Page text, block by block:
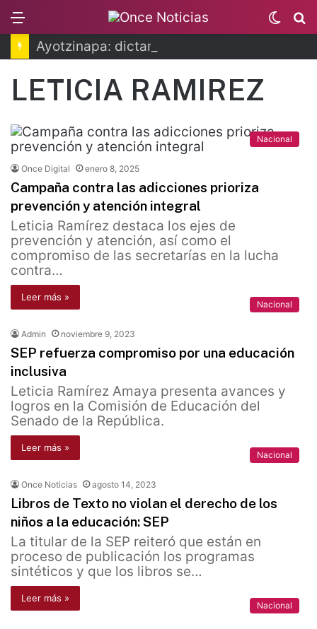
Switch
skin
LETICIA RAMIREZ
Nacional
Once Digital enero 8, 2025
Campaña contra las adicciones prioriza
prevención y atención integral
Leticia Ramírez destaca los ejes de
prevención y atención, así como el
compromiso de las secretarías en la lucha
contra…
Leer más »
Nacional
Admin noviembre 9, 2023
SEP refuerza compromiso por una educación
inclusiva
Leticia Ramírez Amaya presenta avances y
logros en la Comisión de Educación del
Senado de la República.
Leer más »
Nacional
Once Noticias agosto 14, 2023
Libros de Texto no violan el derecho de los
niños a la educación: SEP
La titular de la SEP reiteró que están en
proceso de publicación los programas
sintéticos y que los libros se…
Leer más »
Nacional